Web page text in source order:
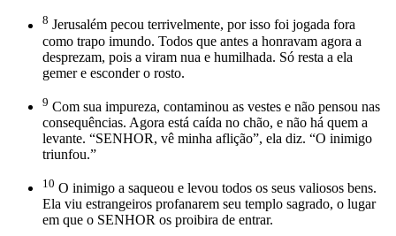
8 Jerusalém pecou terrivelmente, por isso foi jogada fora
como trapo imundo. Todos que antes a honravam agora a
desprezam, pois a viram nua e humilhada. Só resta a ela
gemer e esconder o rosto.
9 Com sua impureza, contaminou as vestes e não pensou nas
consequências. Agora está caída no chão, e não há quem a
levante. “SENHOR, vê minha aflição”, ela diz. “O inimigo
triunfou.”
10 O inimigo a saqueou e levou todos os seus valiosos bens.
Ela viu estrangeiros profanarem seu templo sagrado, o lugar
em que o SENHOR os proibira de entrar.